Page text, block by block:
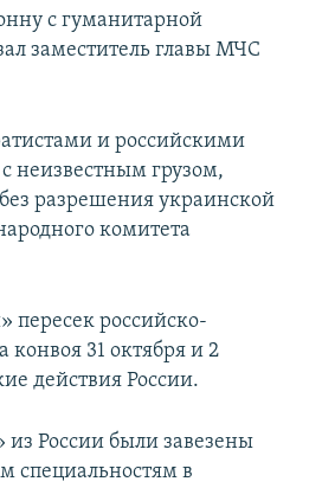
с гуманитарной
заместитель главы МЧС
и российскими
неизвестным грузом,
разрешения украинской
комитета
пересек российско-
31 октября и 2
действия России.
России были завезены
специальностям в